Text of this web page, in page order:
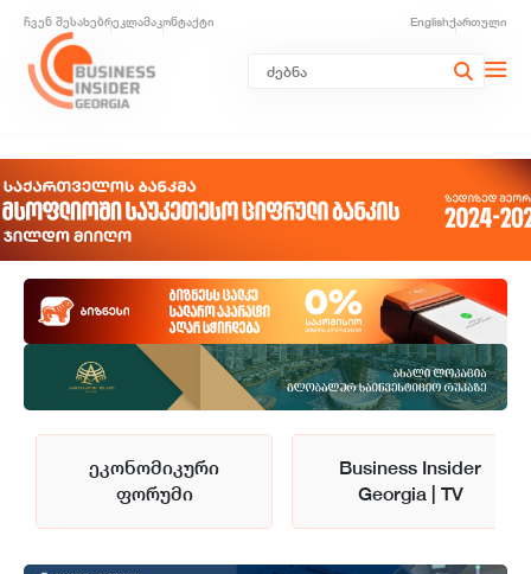
ჩვენ შესახებრეკლამაკონტაქტი Englishქართული
ეკონომიკური
ფორუმი
Business Insider
Georgia | TV